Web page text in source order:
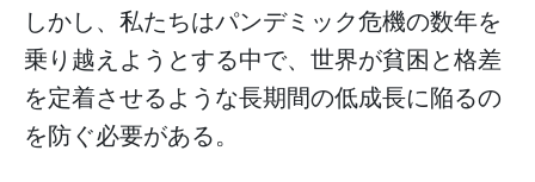
しかし、私たちはパンデミック危機の数年を
乗り越えようとする中で、世界が貧困と格差
を定着させるような長期間の低成長に陥るの
を防ぐ必要がある。